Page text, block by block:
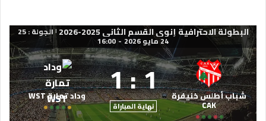
البطولة الاحترافية إنوي القسم الثاني 2025-2026 | الجولة : 25
24 مايو 2026 -
16:00
شباب أطلس خنيفرة
CAK
1
:
1
نهاية المباراة
وداد تمارة WST